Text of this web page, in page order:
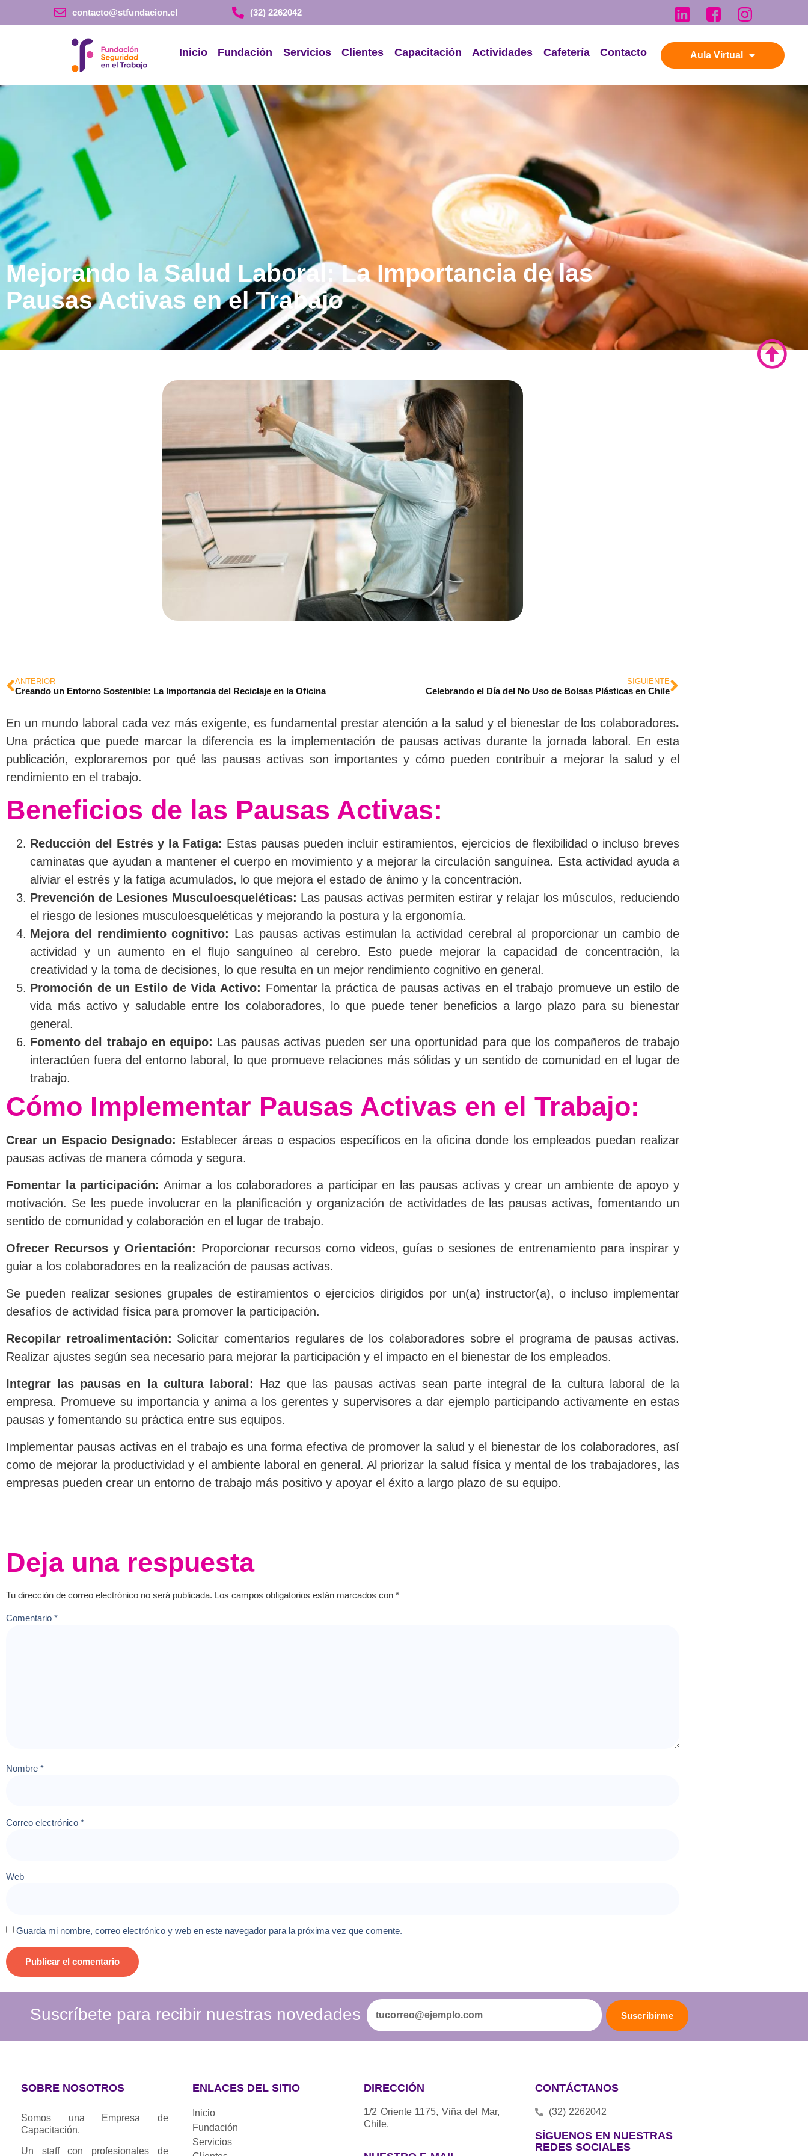
contacto@stfundacion.cl (32) 2262042
Inicio Fundación Servicios Clientes Capacitación Actividades Cafetería Contacto Aula Virtual
Mejorando la Salud Laboral: La Importancia de las
Pausas Activas en el Trabajo
ANTERIOR
Creando un Entorno Sostenible: La Importancia del Reciclaje en la Oficina
SIGUIENTE
Celebrando el Día del No Uso de Bolsas Plásticas en Chile
En un mundo laboral cada vez más exigente, es fundamental prestar atención a la salud y el bienestar de los colaboradores.
Una práctica que puede marcar la diferencia es la implementación de pausas activas durante la jornada laboral. En esta
publicación, exploraremos por qué las pausas activas son importantes y cómo pueden contribuir a mejorar la salud y el
rendimiento en el trabajo.
Beneficios de las Pausas Activas:
Reducción del Estrés y la Fatiga: Estas pausas pueden incluir estiramientos, ejercicios de flexibilidad o incluso breves
caminatas que ayudan a mantener el cuerpo en movimiento y a mejorar la circulación sanguínea. Esta actividad ayuda a
aliviar el estrés y la fatiga acumulados, lo que mejora el estado de ánimo y la concentración.
Prevención de Lesiones Musculoesqueléticas: Las pausas activas permiten estirar y relajar los músculos, reduciendo
el riesgo de lesiones musculoesqueléticas y mejorando la postura y la ergonomía.
Mejora del rendimiento cognitivo: Las pausas activas estimulan la actividad cerebral al proporcionar un cambio de
actividad y un aumento en el flujo sanguíneo al cerebro. Esto puede mejorar la capacidad de concentración, la
creatividad y la toma de decisiones, lo que resulta en un mejor rendimiento cognitivo en general.
Promoción de un Estilo de Vida Activo: Fomentar la práctica de pausas activas en el trabajo promueve un estilo de
vida más activo y saludable entre los colaboradores, lo que puede tener beneficios a largo plazo para su bienestar
general.
Fomento del trabajo en equipo: Las pausas activas pueden ser una oportunidad para que los compañeros de trabajo
interactúen fuera del entorno laboral, lo que promueve relaciones más sólidas y un sentido de comunidad en el lugar de
trabajo.
Cómo Implementar Pausas Activas en el Trabajo:
Crear un Espacio Designado: Establecer áreas o espacios específicos en la oficina donde los empleados puedan realizar
pausas activas de manera cómoda y segura.
Fomentar la participación: Animar a los colaboradores a participar en las pausas activas y crear un ambiente de apoyo y
motivación. Se les puede involucrar en la planificación y organización de actividades de las pausas activas, fomentando un
sentido de comunidad y colaboración en el lugar de trabajo.
Ofrecer Recursos y Orientación: Proporcionar recursos como videos, guías o sesiones de entrenamiento para inspirar y
guiar a los colaboradores en la realización de pausas activas.
Se pueden realizar sesiones grupales de estiramientos o ejercicios dirigidos por un(a) instructor(a), o incluso implementar
desafíos de actividad física para promover la participación.
Recopilar retroalimentación: Solicitar comentarios regulares de los colaboradores sobre el programa de pausas activas.
Realizar ajustes según sea necesario para mejorar la participación y el impacto en el bienestar de los empleados.
Integrar las pausas en la cultura laboral: Haz que las pausas activas sean parte integral de la cultura laboral de la
empresa. Promueve su importancia y anima a los gerentes y supervisores a dar ejemplo participando activamente en estas
pausas y fomentando su práctica entre sus equipos.
Implementar pausas activas en el trabajo es una forma efectiva de promover la salud y el bienestar de los colaboradores, así
como de mejorar la productividad y el ambiente laboral en general. Al priorizar la salud física y mental de los trabajadores, las
empresas pueden crear un entorno de trabajo más positivo y apoyar el éxito a largo plazo de su equipo.
Deja una respuesta
Tu dirección de correo electrónico no será publicada. Los campos obligatorios están marcados con *
Comentario *
Nombre *
Correo electrónico *
Web
Guarda mi nombre, correo electrónico y web en este navegador para la próxima vez que comente.
Suscríbete para recibir nuestras novedades Suscribirme
SOBRE NOSOTROS
Somos una Empresa de
Capacitación.
Un staff con profesionales de
ENLACES DEL SITIO
Inicio
Fundación
Servicios
DIRECCIÓN
1/2 Oriente 1175, Viña del Mar,
Chile.
CONTÁCTANOS
(32) 2262042
SÍGUENOS EN NUESTRAS
REDES SOCIALES